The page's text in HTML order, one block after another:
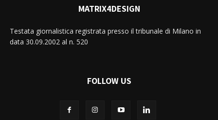
MATRIX4DESIGN
Testata giornalistica registrata presso il tribunale di Milano in
data 30.09.2002 al n. 520
FOLLOW US